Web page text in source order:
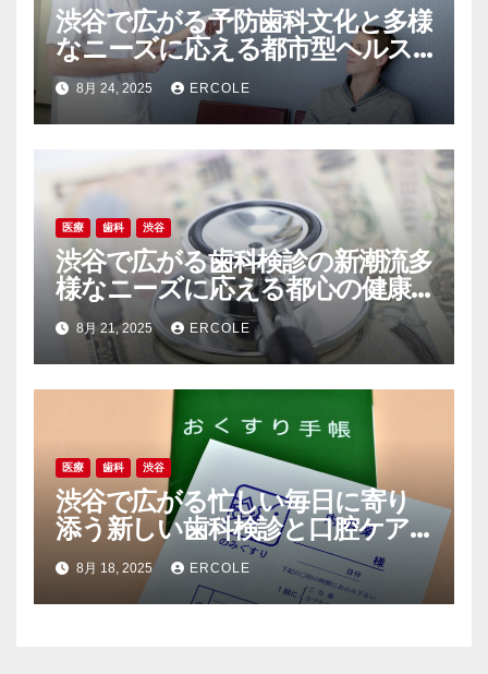
渋谷で広がる予防歯科文化と多様
なニーズに応える都市型ヘルス
ケアの新常識
8月 24, 2025 ERCOLE
医療 歯科 渋谷
渋谷で広がる歯科検診の新潮流多
様なニーズに応える都心の健康
最前線
8月 21, 2025 ERCOLE
医療 歯科 渋谷
渋谷で広がる忙しい毎日に寄り
添う新しい歯科検診と口腔ケア
のライフスタイル
8月 18, 2025 ERCOLE